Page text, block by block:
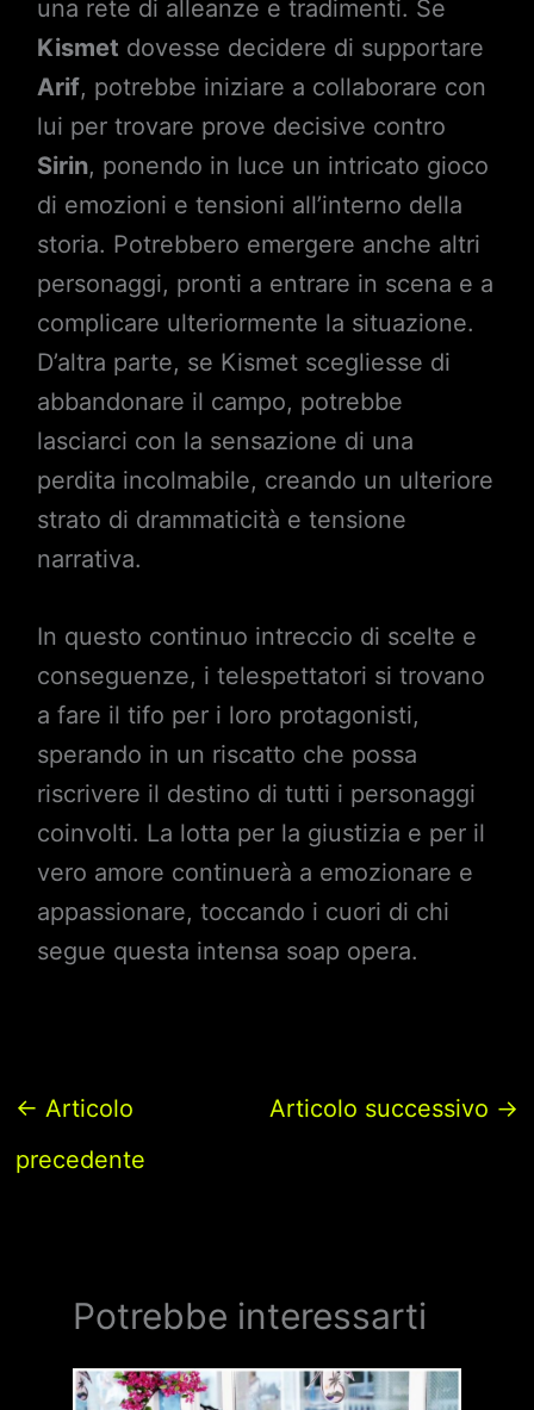
una rete di alleanze e tradimenti. Se
Kismet dovesse decidere di supportare
Arif, potrebbe iniziare a collaborare con
lui per trovare prove decisive contro
Sirin, ponendo in luce un intricato gioco
di emozioni e tensioni all’interno della
storia. Potrebbero emergere anche altri
personaggi, pronti a entrare in scena e a
complicare ulteriormente la situazione.
D’altra parte, se Kismet scegliesse di
abbandonare il campo, potrebbe
lasciarci con la sensazione di una
perdita incolmabile, creando un ulteriore
strato di drammaticità e tensione
narrativa.
In questo continuo intreccio di scelte e
conseguenze, i telespettatori si trovano
a fare il tifo per i loro protagonisti,
sperando in un riscatto che possa
riscrivere il destino di tutti i personaggi
coinvolti. La lotta per la giustizia e per il
vero amore continuerà a emozionare e
appassionare, toccando i cuori di chi
segue questa intensa soap opera.
← Articolo
precedente
Articolo successivo →
Potrebbe interessarti